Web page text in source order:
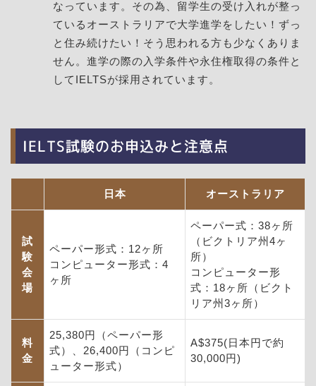
なっています。その為、留学生の受け入れが整っ
ているオーストラリアで大学進学をしたい！ずっ
と住み続けたい！そう思われる方も少なくありま
せん。進学の際の入学条件や永住権取得の条件と
してIELTSが採用されています。
IELTS試験のお申込みと注意点
日本 オーストラリア
試
験
会
場
ペーパー形式：12ヶ所
コンピューター形式：4
ヶ所
ペーパー式：38ヶ所
（ビクトリア州4ヶ
所）
コンピューター形
式：18ヶ所（ビクト
リア州3ヶ所）
料
金
25,380円（ペーパー形
式）、26,400円（コンピ
ューター形式）
A$375(日本円で約
30,000円)